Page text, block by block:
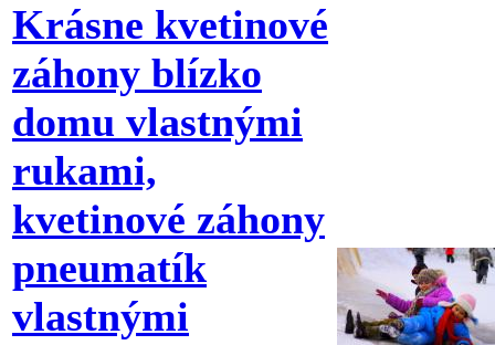
Krásne kvetinové
záhony blízko
domu vlastnými
rukami,
kvetinové záhony
pneumatík
vlastnými